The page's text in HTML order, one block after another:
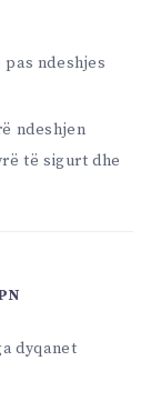
ndeshjes
ndeshjen
të sigurt dhe
dyqanet